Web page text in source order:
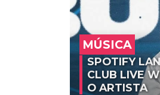
MÚSICA
SPOTIFY
CLUB LIVE
O ARTISTA